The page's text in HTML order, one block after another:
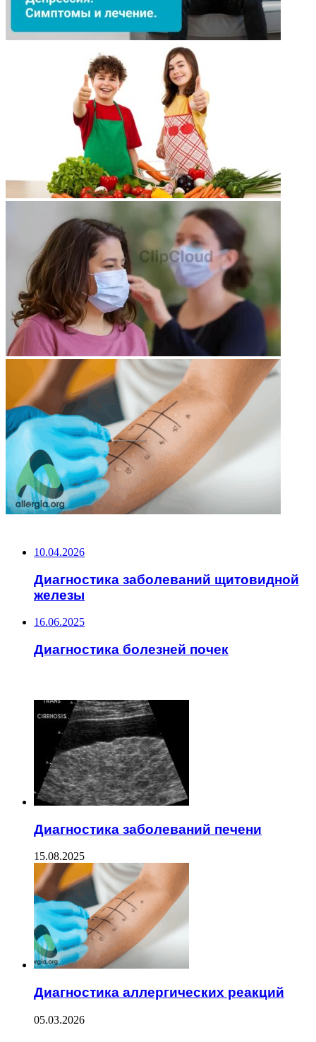
10.04.2026
Диагностика заболеваний щитовидной
железы
16.06.2025
Диагностика болезней почек
Диагностика заболеваний печени
15.08.2025
Диагностика аллергических реакций
05.03.2026